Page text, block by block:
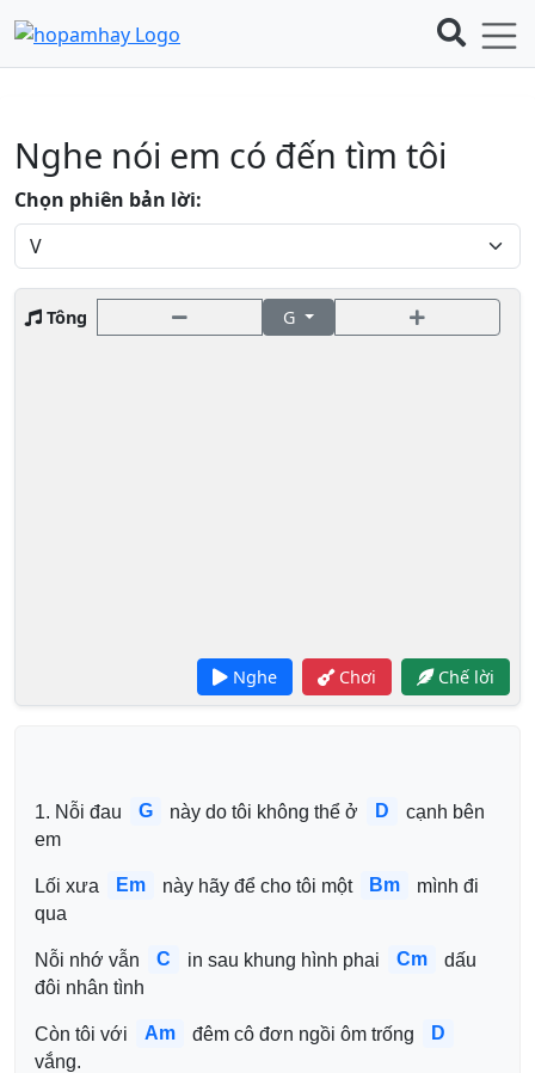
Nghe nói em có đến tìm tôi
Chọn phiên bản lời:
Tông G
Nghe Chơi Chế lời
1. Nỗi đau G này do tôi không thể ở D
cạnh bên
em
Lối xưa Em này hãy để cho tôi một Bm
mình đi
qua
Nỗi nhớ vẫn C in sau khung hình phai Cm
dấu
đôi nhân tình
Còn tôi với Am đêm cô đơn ngồi ôm trống
D
vắng.